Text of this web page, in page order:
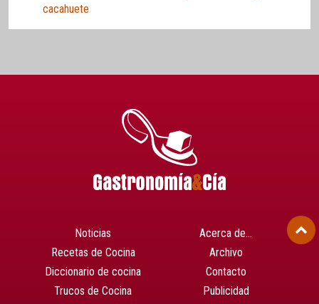
cacahuete
Noticias
Recetas de Cocina
Diccionario de cocina
Trucos de Cocina
Acerca de…
Archivo
Contacto
Publicidad